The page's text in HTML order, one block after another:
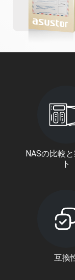
NASの比較
ト
互換